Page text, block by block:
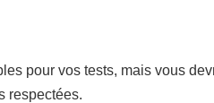
pour vos tests, mais vous
respectées.